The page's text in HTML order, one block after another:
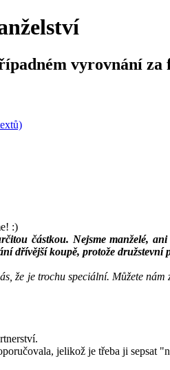
vyrovnání za
:)
částkou. Nejsme manželé,
dřívější koupě, protože družstevní
že je trochu speciální. Můžete nám
jelikož je třeba ji sepsat